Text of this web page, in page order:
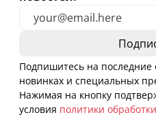
Подпишитесь на последние
новинках и специальных
Нажимая на кнопку
условия политики